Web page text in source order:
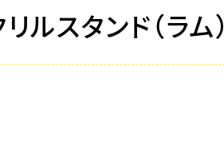
ルスタンド（ラム）